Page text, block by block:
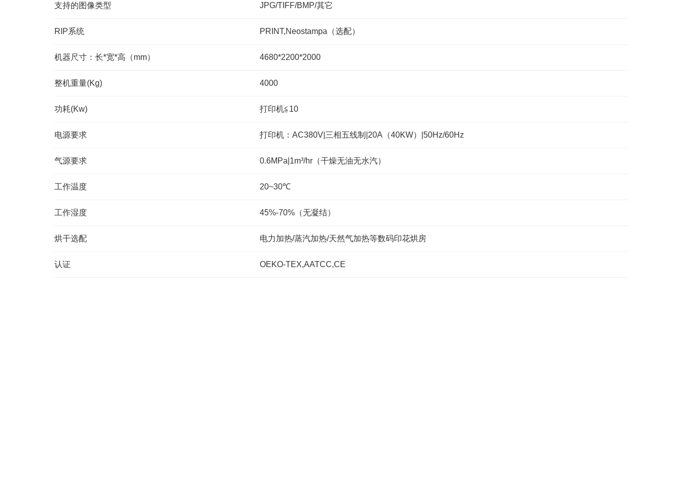
支持的图像类型 JPG/TIFF/BMP/其它
RIP系统 PRINT,Neostampa（选配）
机器尺寸：长*宽*高（mm） 4680*2200*2000
整机重量(Kg) 4000
功耗(Kw) 打印机≦10
电源要求 打印机：AC380V|三相五线制|20A（40KW）|50Hz/60Hz
气源要求 0.6MPa|1m³/hr（干燥无油无水汽）
工作温度 20~30℃
工作湿度 45%-70%（无凝结）
烘干选配 电力加热/蒸汽加热/天然气加热等数码印花烘房
认证 OEKO-TEX,AATCC,CE